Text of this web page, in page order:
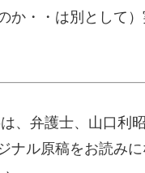
か・・は別として
、弁護士、山口利
ナル原稿をお読みに